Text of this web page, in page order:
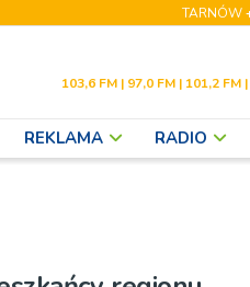
TARNÓW
103,6 FM | 97,0 FM | 101,2 FM
REKLAMA RADIO